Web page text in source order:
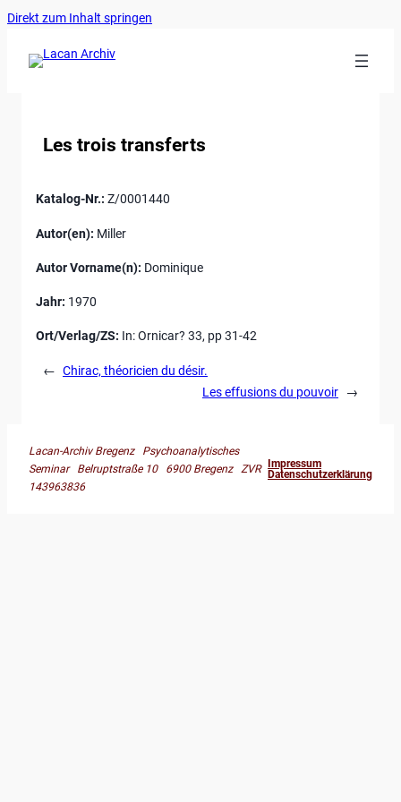
Direkt zum Inhalt springen
Les trois transferts
Katalog-Nr.: Z/0001440
Autor(en): Miller
Autor Vorname(n): Dominique
Jahr: 1970
Ort/Verlag/ZS: In: Ornicar? 33, pp 31-42
← Chirac, théoricien du désir.
Les effusions du pouvoir
→
Lacan-Archiv Bregenz Psychoanalytisches
Seminar Belruptstraße 10 6900 Bregenz ZVR
143963836
Impressum
Datenschutzerklärung